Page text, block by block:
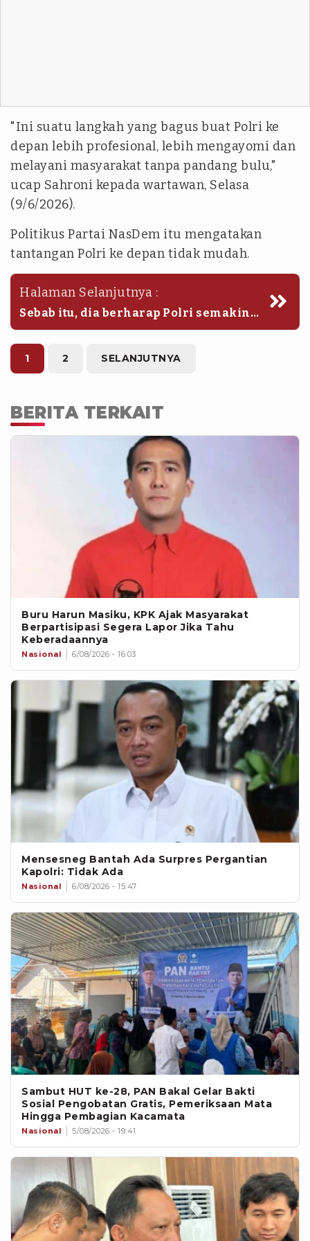
"Ini suatu langkah yang bagus buat Polri ke
depan lebih profesional, lebih mengayomi dan
melayani masyarakat tanpa pandang bulu,"
ucap Sahroni kepada wartawan, Selasa
(9/6/2026).
Politikus Partai NasDem itu mengatakan
tantangan Polri ke depan tidak mudah.
Halaman Selanjutnya :
Sebab itu, dia berharap Polri semakin
peka terhadap berbagai persoalan
yang dihadapi masyarakat.
1 2 SELANJUTNYA
BERITA TERKAIT
Buru Harun Masiku, KPK Ajak Masyarakat
Berpartisipasi Segera Lapor Jika Tahu
Keberadaannya
Nasional 6/08/2026 - 16:03
Mensesneg Bantah Ada Surpres Pergantian
Kapolri: Tidak Ada
Nasional 6/08/2026 - 15:47
Sambut HUT ke-28, PAN Bakal Gelar Bakti
Sosial Pengobatan Gratis, Pemeriksaan Mata
Hingga Pembagian Kacamata
Nasional 5/08/2026 - 19:41